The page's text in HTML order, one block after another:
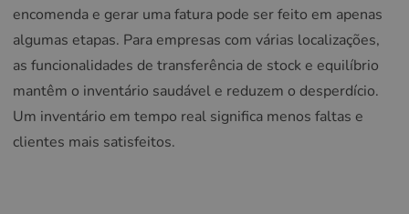
encomenda e gerar uma fatura pode ser feito em apenas
algumas etapas. Para empresas com várias localizações,
as funcionalidades de transferência de stock e equilíbrio
mantêm o inventário saudável e reduzem o desperdício.
Um inventário em tempo real significa menos faltas e
clientes mais satisfeitos.